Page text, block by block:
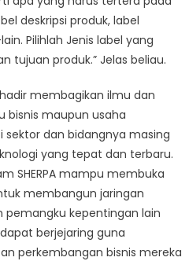
deskripsi produk, label
Pilihlah Jenis label yang
tujuan produk.” Jelas beliau.
membagikan ilmu dan
bisnis maupun usaha
dan bidangnya masing
yang tepat dan terbaru.
SHERPA mampu membuka
membangun jaringan
pemangku kepentingan lain
berjejaring guna
perkembangan bisnis mereka